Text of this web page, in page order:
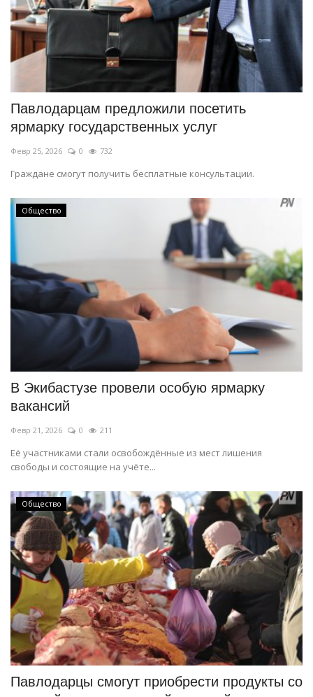
Павлодарцам предложили посетить
ярмарку государственных услуг
Февр 25, 2026 0 732
Граждане смогут получить бесплатные консультации.
Общество
В Экибастузе провели особую ярмарку
вакансий
Февр 21, 2026 0 211
Её участниками стали освобождённые из мест лишения
свободы и состоящие на учёте...
Общество
Павлодарцы смогут приобрести продукты со